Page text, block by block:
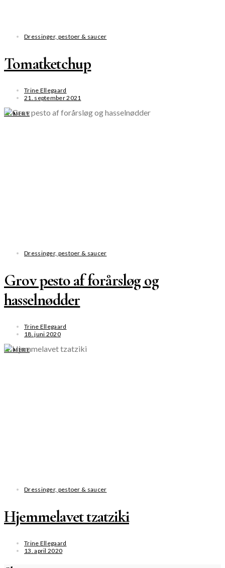
Dressinger, pestoer & saucer
Tomatketchup
Trine Ellegaard
21. september 2021
SE MERE
Dressinger, pestoer & saucer
Grov pesto af forårsløg og
hasselnødder
Trine Ellegaard
18. juni 2020
SE MERE
Dressinger, pestoer & saucer
Hjemmelavet tzatziki
Trine Ellegaard
13. april 2020